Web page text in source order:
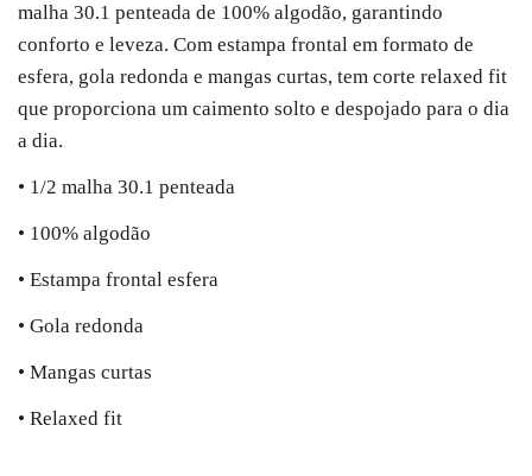
malha 30.1 penteada de 100% algodão, garantindo
conforto e leveza. Com estampa frontal em formato de
esfera, gola redonda e mangas curtas, tem corte relaxed fit
que proporciona um caimento solto e despojado para o dia
a dia.
• 1/2 malha 30.1 penteada
• 100% algodão
• Estampa frontal esfera
• Gola redonda
• Mangas curtas
• Relaxed fit